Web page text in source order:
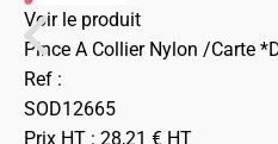
Voir le produit
Pince A Collier Nylon /Carte
Ref :
SOD12665
Prix HT : 28,21 € HT